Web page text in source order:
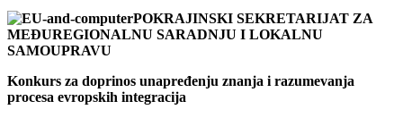
POKRAJINSKI SEKRETARIJAT ZA
MEĐUREGIONALNU SARADNJU I LOKALNU
SAMOUPRAVU
Konkurs za doprinos unapređenju znanja i razumevanja
procesa evropskih integracija